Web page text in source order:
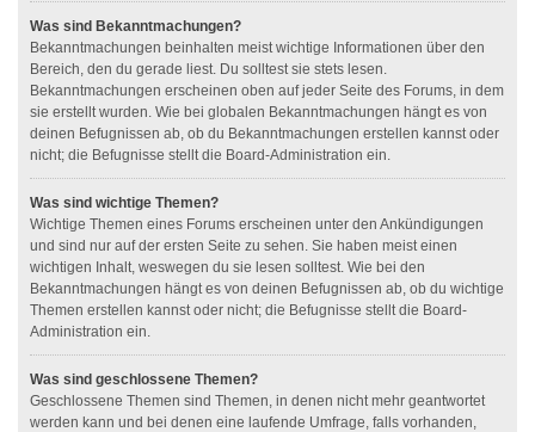
Was sind Bekanntmachungen?
Bekanntmachungen beinhalten meist wichtige Informationen über den
Bereich, den du gerade liest. Du solltest sie stets lesen.
Bekanntmachungen erscheinen oben auf jeder Seite des Forums, in dem
sie erstellt wurden. Wie bei globalen Bekanntmachungen hängt es von
deinen Befugnissen ab, ob du Bekanntmachungen erstellen kannst oder
nicht; die Befugnisse stellt die Board-Administration ein.
Was sind wichtige Themen?
Wichtige Themen eines Forums erscheinen unter den Ankündigungen
und sind nur auf der ersten Seite zu sehen. Sie haben meist einen
wichtigen Inhalt, weswegen du sie lesen solltest. Wie bei den
Bekanntmachungen hängt es von deinen Befugnissen ab, ob du wichtige
Themen erstellen kannst oder nicht; die Befugnisse stellt die Board-
Administration ein.
Was sind geschlossene Themen?
Geschlossene Themen sind Themen, in denen nicht mehr geantwortet
werden kann und bei denen eine laufende Umfrage, falls vorhanden,